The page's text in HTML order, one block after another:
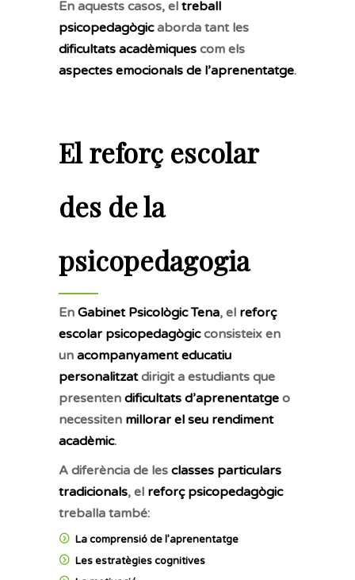
En aquests casos, el treball
psicopedagògicaborda tant les
dificultats acadèmiques com els
aspectes emocionals de l’aprenentatge.
El reforç escolar
des de la
psicopedagogia
En Gabinet Psicològic Tena, el reforç
escolar psicopedagògicconsisteix en
un acompanyament educatiu
personalitzatdirigit a estudiants que
presenten dificultats d’aprenentatge o
necessiten millorar el seu rendiment
acadèmic.
A diferència de les classes particulars
tradicionals, el reforç psicopedagògic
treballa també:
La comprensió de l’aprenentatge
Les estratègies cognitives